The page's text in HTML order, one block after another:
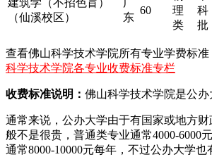
建筑学（不招色盲）
（仙溪校区）
广
东
60
理
类
科
批
查看佛山科学技术学院所有专业学费标
科学技术学院各专业收费标准专栏
收费标准说明： 佛山科学技术学院是公办
通常来说，公办大学由于有国家或地方
般不是很贵，普通类专业通常4000-6000
通常8000-10000元每年，不过公办大学